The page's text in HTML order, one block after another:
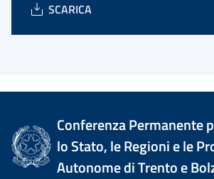
SCARICA
Conferenza Permanente
lo Stato, le Regioni e le
Autonome di Trento e